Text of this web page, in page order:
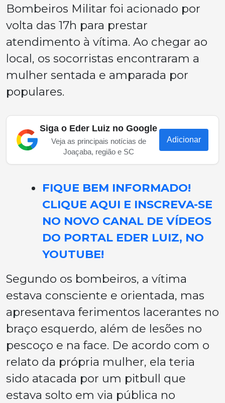
Bombeiros Militar foi acionado por
volta das 17h para prestar
atendimento à vítima. Ao chegar ao
local, os socorristas encontraram a
mulher sentada e amparada por
populares.
Siga o Eder Luiz no Google
Veja as principais notícias de
Joaçaba, região e SC
Adicionar
FIQUE BEM INFORMADO!
CLIQUE AQUI E INSCREVA-SE
NO NOVO CANAL DE VÍDEOS
DO PORTAL EDER LUIZ, NO
YOUTUBE!
Segundo os bombeiros, a vítima
estava consciente e orientada, mas
apresentava ferimentos lacerantes no
braço esquerdo, além de lesões no
pescoço e na face. De acordo com o
relato da própria mulher, ela teria
sido atacada por um pitbull que
estava solto em via pública no